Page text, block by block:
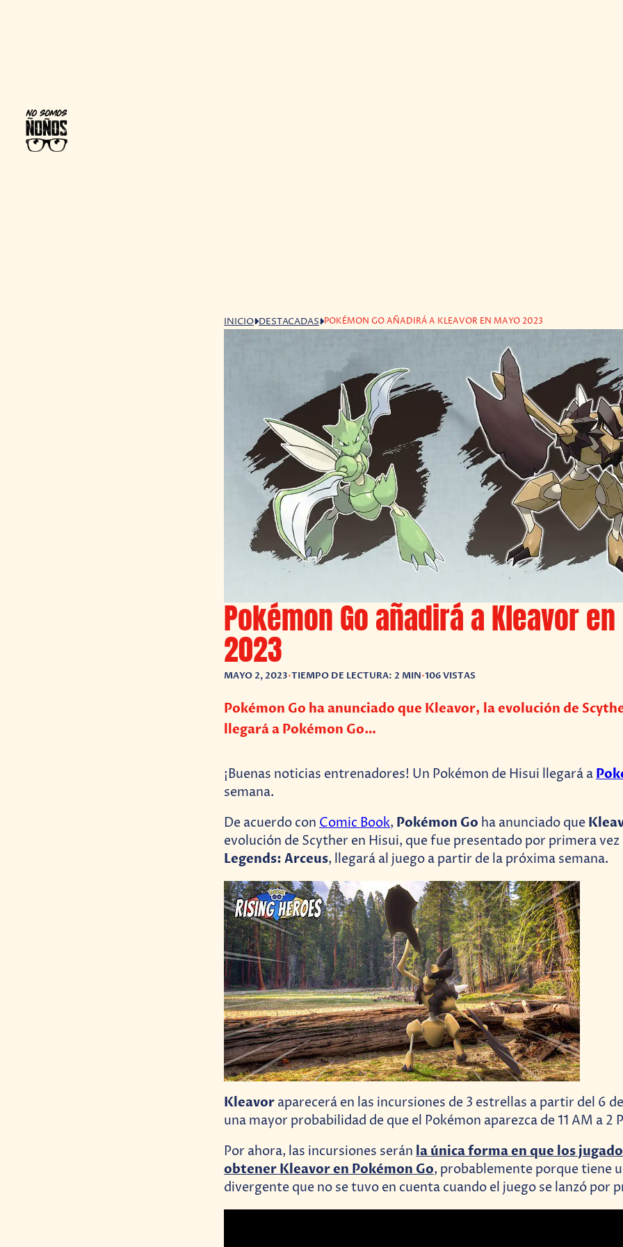
INICIO DESTACADAS POKÉMON GO AÑADIRÁ A KLEAVOR EN MAYO 2023
Pokémon Go añadirá a Kleavor
2023
MAYO 2, 2023•TIEMPO DE LECTURA: 2 MIN•106 VISTAS
Pokémon Go ha anunciado que Kleavor, la evolución de
llegará a Pokémon Go…
¡Buenas noticias entrenadores! Un Pokémon de Hisui llegará a
semana.
De acuerdo con Comic Book, Pokémon Go ha anunciado que
evolución de Scyther en Hisui, que fue presentado por primera
Legends: Arceus, llegará al juego a partir de la próxima semana.
Kleavor aparecerá en las incursiones de 3 estrellas a partir del 6
una mayor probabilidad de que el Pokémon aparezca de 11 AM a 2
Por ahora, las incursiones serán la única forma en que los
obtener Kleavor en Pokémon Go, probablemente porque tiene
divergente que no se tuvo en cuenta cuando el juego se lanzó por